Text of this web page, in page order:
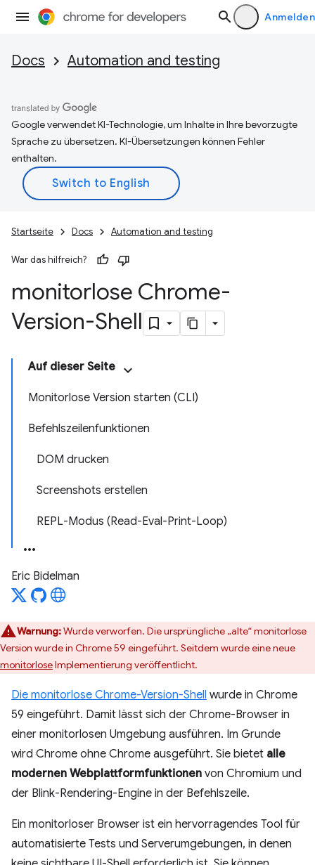
Anmelden
Docs Automation and testing
Google verwendet KI-Technologie, um Inhalte in Ihre bevorzugte
Sprache zu übersetzen. KI-Übersetzungen können Fehler
enthalten.
Startseite Docs Automation and testing
War das hilfreich?
monitorlose Chrome-
Version-Shell
Auf dieser Seite
Monitorlose Version starten (CLI)
Befehlszeilenfunktionen
DOM drucken
Screenshots erstellen
REPL-Modus (Read-Eval-Print-Loop)
Eric Bidelman
Warnung:Wurde verworfen. Die ursprüngliche „alte“ monitorlose
Version wurde in Chrome 59 eingeführt. Seitdem wurde eine neue
monitorloseImplementierung veröffentlicht.
Die monitorlose Chrome-Version-Shell wurde in Chrome
59 eingeführt. Damit lässt sich der Chrome-Browser in
einer monitorlosen Umgebung ausführen. Im Grunde
wird Chrome ohne Chrome ausgeführt. Sie bietet alle
modernen Webplattformfunktionen von Chromium und
der Blink-Rendering-Engine in der Befehlszeile.
Ein monitorloser Browser ist ein hervorragendes Tool für
automatisierte Tests und Serverumgebungen, in denen